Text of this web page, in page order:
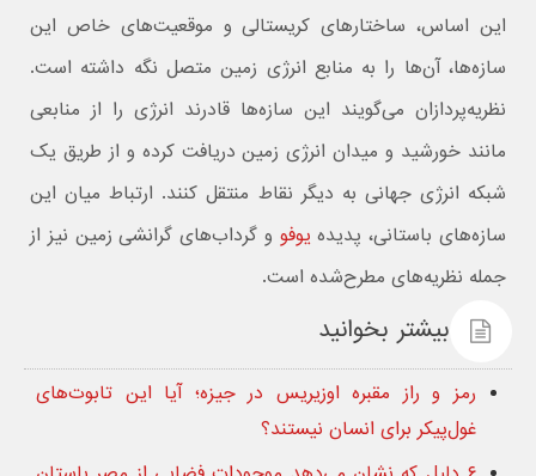
این اساس، ساختارهای کریستالی و موقعیت‌های خاص این
سازه‌ها، آن‌ها را به منابع انرژی زمین متصل نگه داشته است.
نظریه‌پردازان می‌گویند این سازه‌ها قادرند انرژی را از منابعی
مانند خورشید و میدان انرژی زمین دریافت کرده و از طریق یک
شبکه انرژی جهانی به دیگر نقاط منتقل کنند. ارتباط میان این
سازه‌های باستانی، پدیدهیوفو و گرداب‌های گرانشی زمین نیز از
جمله نظریه‌های مطرح‌شده است.
بیشتر بخوانید
رمز و راز مقبره اوزیریس در جیزه؛ آیا این تابوت‌های
غول‌پیکر برای انسان نیستند؟